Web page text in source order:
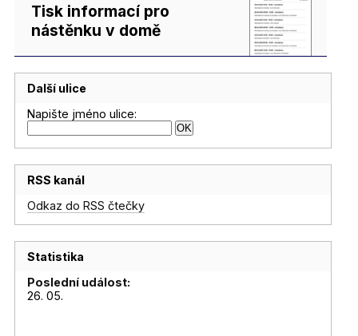
Tisk informací pro
nástěnku v domě
Další ulice
Napište jméno ulice:
RSS kanál
Odkaz do RSS čtečky
Statistika
Poslední událost:
26. 05.